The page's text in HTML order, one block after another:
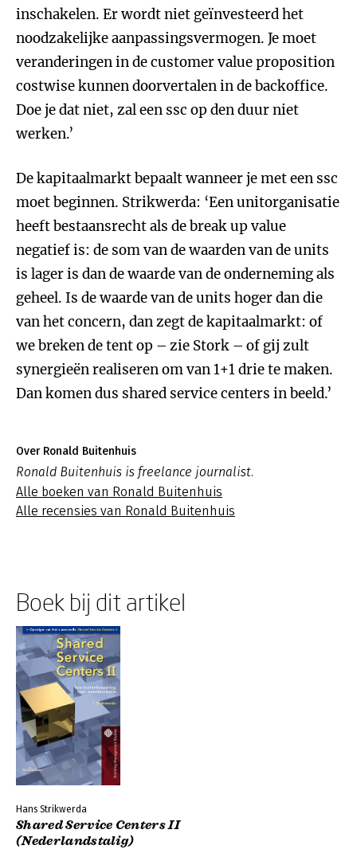
inschakelen. Er wordt niet geïnvesteerd het
noodzakelijke aanpassingsvermogen. Je moet
veranderingen in de customer value proposition
costwise kunnen doorvertalen in de backoffice.
Doe je dat niet, zal een ssc op den duur niet
werken.’
De kapitaalmarkt bepaalt wanneer je met een ssc
moet beginnen. Strikwerda: ‘Een unitorganisatie
heeft bestaansrecht als de break up value
negatief is: de som van de waarden van de units
is lager is dan de waarde van de onderneming als
geheel. Is de waarde van de units hoger dan die
van het concern, dan zegt de kapitaalmarkt: of
we breken de tent op – zie Stork – of gij zult
synergieën realiseren om van 1+1 drie te maken.
Dan komen dus shared service centers in beeld.’
Over Ronald Buitenhuis
Ronald Buitenhuis is freelance journalist.
Alle boeken van Ronald Buitenhuis
Alle recensies van Ronald Buitenhuis
Boek bij dit artikel
Hans Strikwerda
Shared Service Centers II
(Nederlandstalig)